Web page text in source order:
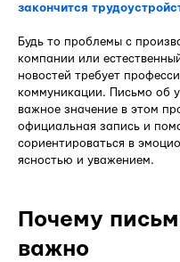
закончится
Будь то проблемы с
компании или
новостей требует
коммуникации. Письмо об
важное значение в этом
официальная запись и
сориентироваться в
ясностью и уважением.
Почему
важно